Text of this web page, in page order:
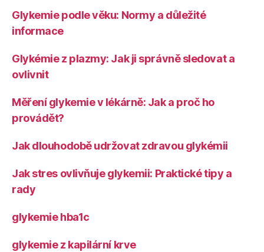
Glykemie podle věku: Normy a důležité
informace
Glykémie z plazmy: Jak ji správně sledovat a
ovlivnit
Měření glykemie v lékárně: Jak a proč ho
provádět?
Jak dlouhodobě udržovat zdravou glykémii
Jak stres ovlivňuje glykemii: Praktické tipy a
rady
glykemie hba1c
glykemie z kapilární krve